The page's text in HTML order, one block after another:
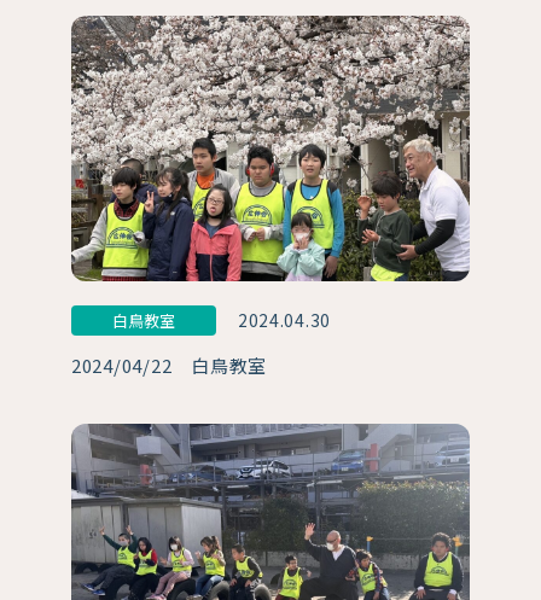
白鳥教室 2024.04.30
2024/04/22 白鳥教室